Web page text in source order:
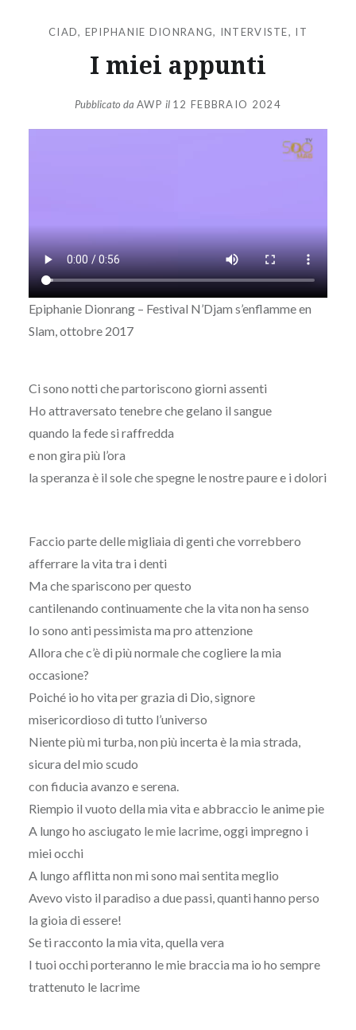
CIAD, EPIPHANIE DIONRANG, INTERVISTE, IT
I miei appunti
Pubblicato daAWP il 12 FEBBRAIO 2024
Epiphanie Dionrang – Festival N’Djam s’enflamme en
Slam, ottobre 2017
Ci sono notti che partoriscono giorni assenti
Ho attraversato tenebre che gelano il sangue
quando la fede si raffredda
e non gira più l’ora
la speranza è il sole che spegne le nostre paure e i dolori
Faccio parte delle migliaia di genti che vorrebbero
afferrare la vita tra i denti
Ma che spariscono per questo
cantilenando continuamente che la vita non ha senso
Io sono anti pessimista ma pro attenzione
Allora che c’è di più normale che cogliere la mia
occasione?
Poiché io ho vita per grazia di Dio, signore
misericordioso di tutto l’universo
Niente più mi turba, non più incerta è la mia strada,
sicura del mio scudo
con fiducia avanzo e serena.
Riempio il vuoto della mia vita e abbraccio le anime pie
A lungo ho asciugato le mie lacrime, oggi impregno i
miei occhi
A lungo afflitta non mi sono mai sentita meglio
Avevo visto il paradiso a due passi, quanti hanno perso
la gioia di essere!
Se ti racconto la mia vita, quella vera
I tuoi occhi porteranno le mie braccia ma io ho sempre
trattenuto le lacrime